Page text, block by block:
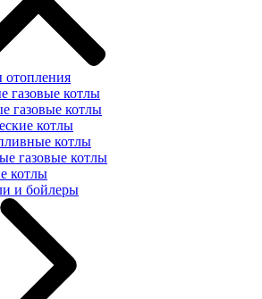
отопления
газовые котлы
газовые котлы
котлы
котлы
газовые котлы
котлы
и бойлеры